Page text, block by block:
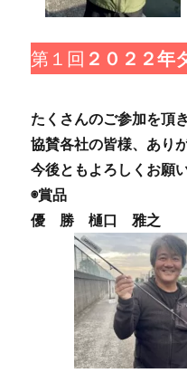
第１回 ２０２２年
たくさんのご参加を頂
協賛各社の皆様、あり
今後ともよろしくお願
◉賞品
優 勝 樋口 雅之